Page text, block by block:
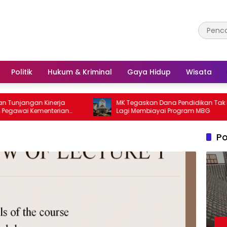
Politik Hukum & Kriminal Gaya Hidup Wisata
Kinerja
Kementerian
MK Tegaskan Dana Pendidikan Tak Boleh
Lagi Membiayai Program MBG